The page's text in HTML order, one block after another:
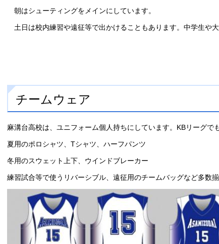
朝はシューティングをメインにしています。
土日は校内練習や遠征等で出かけることもあります。中学生や大
チームウェア
麻溝台高校は、ユニフォーム個人持ちにしています。KBリーグで
夏用のポロシャツ、Tシャツ、ハーフパンツ
冬用のスウェット上下、ウインドブレーカー
練習試合等で使うリバーシブル、遠征用のチームバッグなど多数揃